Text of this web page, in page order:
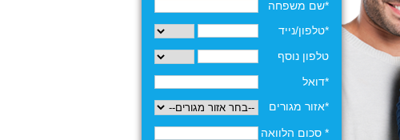
*שם משפחה
*טלפון/נייד
טלפון נוסף
*דואל
*אזור מגורים
* סכום הלוואה